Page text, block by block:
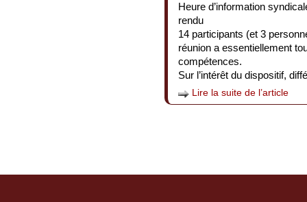
Heure d’information
rendu
14 participants (et 3
réunion a essentiellement
compétences.
Sur l’intérêt du dispositif,
Lire la suite de l’article